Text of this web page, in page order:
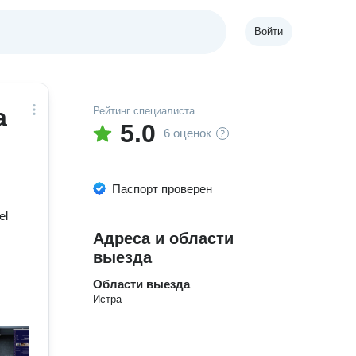
Войти
Рейтинг специалиста
5.0 6 оценок
Паспорт проверен
Адреса и области
выезда
Области выезда
Истра